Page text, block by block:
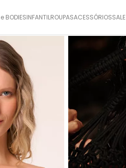
BODIESINFANTILROUPASACESSÓRIOSSALE